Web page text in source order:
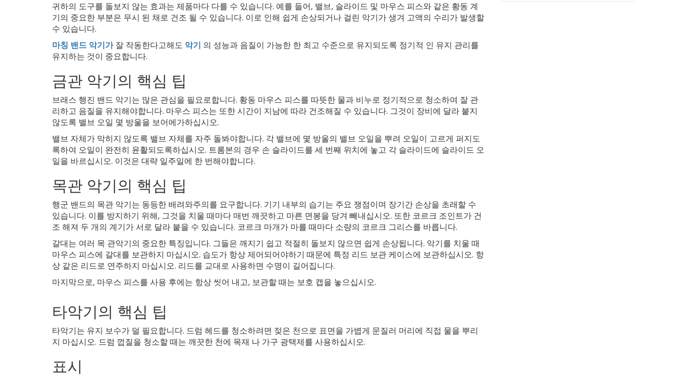
귀하의 도구를 돌보지 않는 효과는 제품마다 다를 수 있습니다. 예를 들어, 밸브, 슬라이드 및 마우스 피스와 같은 황동 계
기의 중요한 부분은 무시 된 채로 건조 될 수 있습니다. 이로 인해 쉽게 손상되거나 걸린 악기가 생겨 고액의 수리가 발생할
수 있습니다.
마칭 밴드 악기가잘 작동한다고해도 악기 의 성능과 음질이 가능한 한 최고 수준으로 유지되도록 정기적 인 유지 관리를
유지하는 것이 중요합니다.
금관 악기의 핵심 팁
브래스 행진 밴드 악기는 많은 관심을 필요로합니다. 황동 마우스 피스를 따뜻한 물과 비누로 정기적으로 청소하여 잘 관
리하고 음질을 유지해야합니다. 마우스 피스는 또한 시간이 지남에 따라 건조해질 수 있습니다. 그것이 장비에 달라 붙지
않도록 밸브 오일 몇 방울을 보어에가하십시오.
밸브 자체가 막히지 않도록 밸브 자체를 자주 돌봐야합니다. 각 밸브에 몇 방울의 밸브 오일을 뿌려 오일이 고르게 퍼지도
록하여 오일이 완전히 윤활되도록하십시오. 트롬본의 경우 손 슬라이드를 세 번째 위치에 놓고 각 슬라이드에 슬라이드 오
일을 바르십시오. 이것은 대략 일주일에 한 번해야합니다.
목관 악기의 핵심 팁
행군 밴드의 목관 악기는 동등한 배려와주의를 요구합니다. 기기 내부의 습기는 주요 쟁점이며 장기간 손상을 초래할 수
있습니다. 이를 방지하기 위해, 그것을 치울 때마다 매번 깨끗하고 마른 면봉을 당겨 빼내십시오. 또한 코르크 조인트가 건
조 해져 두 개의 계기가 서로 달라 붙을 수 있습니다. 코르크 마개가 마를 때마다 소량의 코르크 그리스를 바릅니다.
갈대는 여러 목 관악기의 중요한 특징입니다. 그들은 깨지기 쉽고 적절히 돌보지 않으면 쉽게 손상됩니다. 악기를 치울 때
마우스 피스에 갈대를 보관하지 마십시오. 습도가 항상 제어되어야하기 때문에 특정 리드 보관 케이스에 보관하십시오. 항
상 같은 리드로 연주하지 마십시오. 리드를 교대로 사용하면 수명이 길어집니다.
마지막으로, 마우스 피스를 사용 후에는 항상 씻어 내고, 보관할 때는 보호 캡을 놓으십시오.
타악기의 핵심 팁
타악기는 유지 보수가 덜 필요합니다. 드럼 헤드를 청소하려면 젖은 천으로 표면을 가볍게 문질러 머리에 직접 물을 뿌리
지 마십시오. 드럼 껍질을 청소할 때는 깨끗한 천에 목재 나 가구 광택제를 사용하십시오.
표시